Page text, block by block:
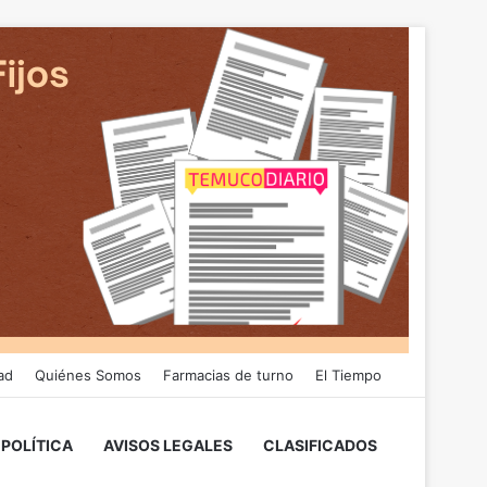
Quiénes Somos Farmacias de turno El Tiempo
POLÍTICA AVISOS LEGALES CLASIFICADOS